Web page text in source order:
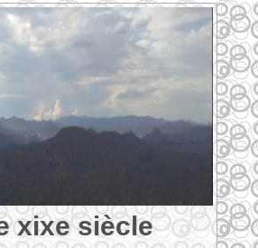
xixe siècle